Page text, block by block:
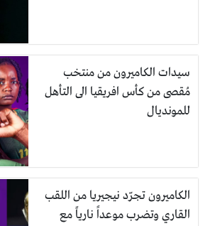
سيدات الكاميرون من منتخب
مُقصى من كأس افريقيا الى التأهل
للمونديال
الكاميرون تجرّد نيجيريا من اللقب
القاري وتضرب موعداً نارياً مع